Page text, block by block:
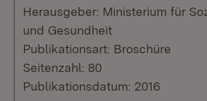
Herausgeber: Ministerium für
und Gesundheit
Publikationsart: Broschüre
Seitenzahl: 80
Publikationsdatum: 2016